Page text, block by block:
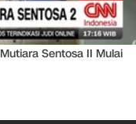
Sentosa II Mulai